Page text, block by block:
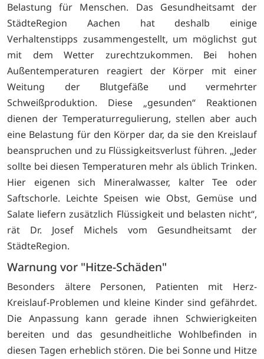
Belastung für Menschen. Das Gesundheitsamt der
StädteRegion Aachen hat deshalb einige
Verhaltenstipps zusammengestellt, um möglichst gut
mit dem Wetter zurechtzukommen. Bei hohen
Außentemperaturen reagiert der Körper mit einer
Weitung der Blutgefäße und vermehrter
Schweißproduktion. Diese „gesunden“ Reaktionen
dienen der Temperaturregulierung, stellen aber auch
eine Belastung für den Körper dar, da sie den Kreislauf
beanspruchen und zu Flüssigkeitsverlust führen. „Jeder
sollte bei diesen Temperaturen mehr als üblich Trinken.
Hier eigenen sich Mineralwasser, kalter Tee oder
Saftschorle. Leichte Speisen wie Obst, Gemüse und
Salate liefern zusätzlich Flüssigkeit und belasten nicht“,
rät Dr. Josef Michels vom Gesundheitsamt der
StädteRegion.
Warnung vor "Hitze-Schäden"
Besonders ältere Personen, Patienten mit Herz-
Kreislauf-Problemen und kleine Kinder sind gefährdet.
Die Anpassung kann gerade ihnen Schwierigkeiten
bereiten und das gesundheitliche Wohlbefinden in
diesen Tagen erheblich stören. Die bei Sonne und Hitze